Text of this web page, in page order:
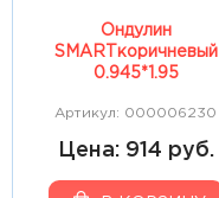
Ондулин
SMARTкоричневый
0.945*1.95
Артикул: 000006230
Цена: 914 руб.